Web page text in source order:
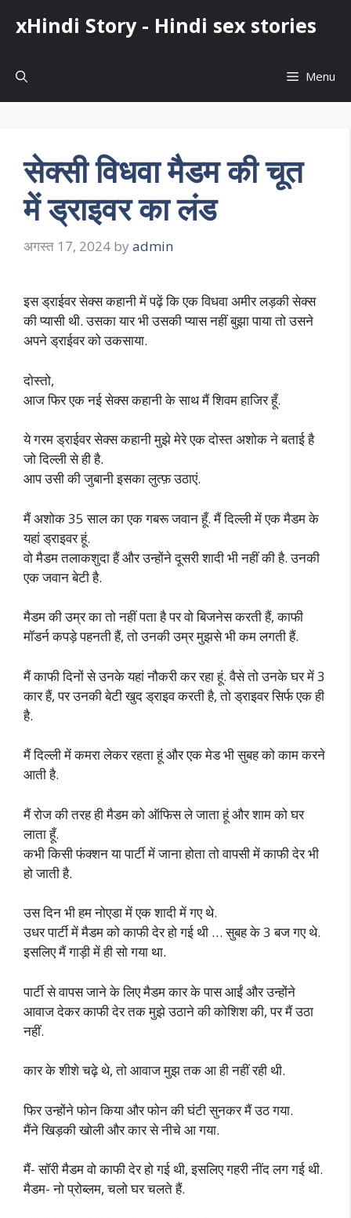
xHindi Story - Hindi sex stories
Menu
सेक्सी विधवा मैडम की चूत
में ड्राइवर का लंड
अगस्त 17, 2024 by admin
इस ड्राईवर सेक्स कहानी में पढ़ें कि एक विधवा अमीर लड़की सेक्स
की प्यासी थी. उसका यार भी उसकी प्यास नहीं बुझा पाया तो उसने
अपने ड्राईवर को उकसाया.
दोस्तो,
आज फिर एक नई सेक्स कहानी के साथ मैं शिवम हाजिर हूँ.
ये गरम ड्राईवर सेक्स कहानी मुझे मेरे एक दोस्त अशोक ने बताई है
जो दिल्ली से ही है.
आप उसी की जुबानी इसका लुत्फ़ उठाएं.
मैं अशोक 35 साल का एक गबरू जवान हूँ. मैं दिल्ली में एक मैडम के
यहां ड्राइवर हूं.
वो मैडम तलाकशुदा हैं और उन्होंने दूसरी शादी भी नहीं की है. उनकी
एक जवान बेटी है.
मैडम की उम्र का तो नहीं पता है पर वो बिजनेस करती हैं, काफी
मॉडर्न कपड़े पहनती हैं, तो उनकी उम्र मुझसे भी कम लगती हैं.
मैं काफी दिनों से उनके यहां नौकरी कर रहा हूं. वैसे तो उनके घर में 3
कार हैं, पर उनकी बेटी खुद ड्राइव करती है, तो ड्राइवर सिर्फ एक ही
है.
मैं दिल्ली में कमरा लेकर रहता हूं और एक मेड भी सुबह को काम करने
आती है.
मैं रोज की तरह ही मैडम को ऑफिस ले जाता हूं और शाम को घर
लाता हूँ.
कभी किसी फंक्शन या पार्टी में जाना होता तो वापसी में काफी देर भी
हो जाती है.
उस दिन भी हम नोएडा में एक शादी में गए थे.
उधर पार्टी में मैडम को काफी देर हो गई थी … सुबह के 3 बज गए थे.
इसलिए मैं गाड़ी में ही सो गया था.
पार्टी से वापस जाने के लिए मैडम कार के पास आईं और उन्होंने
आवाज देकर काफी देर तक मुझे उठाने की कोशिश की, पर मैं उठा
नहीं.
कार के शीशे चढ़े थे, तो आवाज मुझ तक आ ही नहीं रही थी.
फिर उन्होंने फोन किया और फोन की घंटी सुनकर मैं उठ गया.
मैंने खिड़की खोली और कार से नीचे आ गया.
मैं- सॉरी मैडम वो काफी देर हो गई थी, इसलिए गहरी नींद लग गई थी.
मैडम- नो प्रोब्लम, चलो घर चलते हैं.